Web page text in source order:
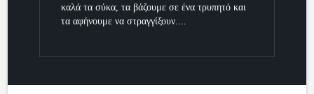
καλά τα σύκα, τα βάζουμε σε ένα τρυπητό και
τα αφήνουμε να στραγγίξουν....